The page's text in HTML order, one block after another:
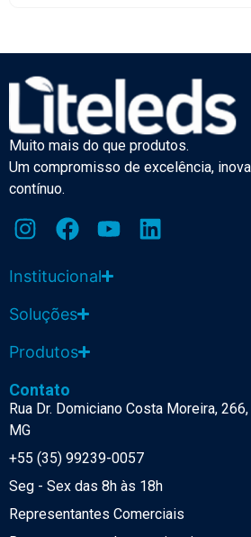
Muito mais do que produtos.
Um compromisso de excelência,
contínuo.
Institucional
Soluções
Produtos
Contato
Rua Dr. Domiciano Costa Moreira,
MG
+55 (35) 99239-0057
Seg - Sex das 8h às 18h
Representantes Comerciais